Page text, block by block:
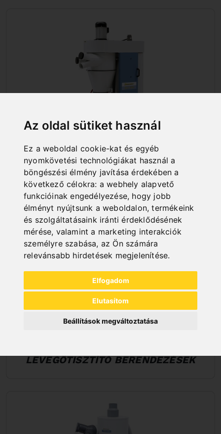
Az oldal sütiket használ
Ez a weboldal cookie-kat és egyéb
nyomkövetési technológiákat használ a
böngészési élmény javítása érdekében a
következő célokra: a webhely alapvető
funkcióinak engedélyezése, hogy jobb
élményt nyújtsunk a weboldalon,termékeink
és szolgáltatásaink iránti érdeklődésének
mérése, valamint a marketing interakciók
személyre szabása, az Ön számára
relevánsabb hirdetések megjelenítése.
Elfogadom
Elutasítom
Beállítások megváltoztatása
CIKLONOS LEVÁLASZTÓK
LEVEGŐTISZTÍTÓ BERENDEZÉSEK